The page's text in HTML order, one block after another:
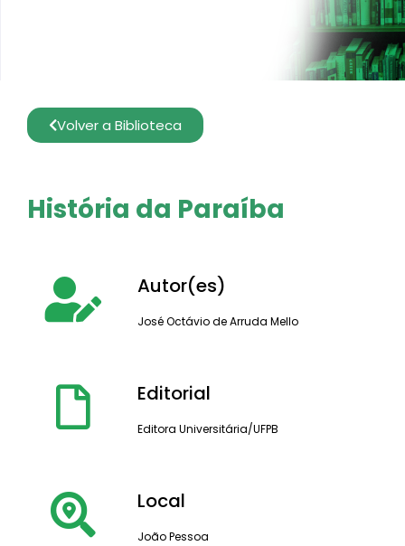
Volver a Biblioteca
História da Paraíba
Autor(es)
José Octávio de Arruda Mello
Editorial
Editora Universitária/UFPB
Local
João Pessoa